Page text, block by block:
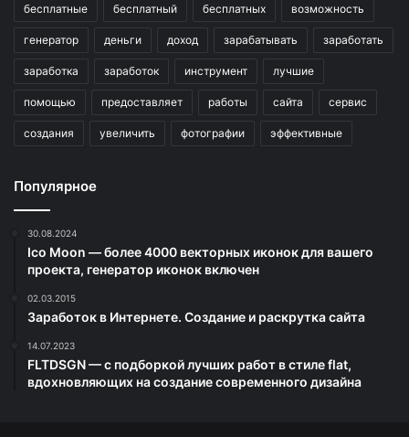
бесплатные бесплатный бесплатных возможность
генератор деньги доход зарабатывать заработать
заработка заработок инструмент лучшие
помощью предоставляет работы сайта сервис
создания увеличить фотографии эффективные
Популярное
30.08.2024
Ico Moon — более 4000 векторных иконок для вашего
проекта, генератор иконок включен
02.03.2015
Заработок в Интернете. Создание и раскрутка сайта
14.07.2023
FLTDSGN — с подборкой лучших работ в стиле flat,
вдохновляющих на создание современного дизайна